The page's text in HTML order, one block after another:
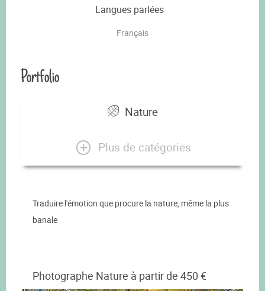
Langues parlées
Français
Portfolio
Nature
Plus de catégories
Traduire l'émotion que procure la nature, même la plus
banale
Photographe Nature à partir de 450 €